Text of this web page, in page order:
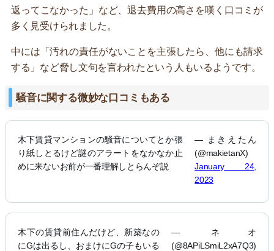
返ってこなかった」など、退去費用の高さを嘆く口コミが
多く見受けられました。
中には「汚れの責任がないことを主張したら、他にも請求
する」など脅し文句を言われたという人もいるようです。
騒音に関する微妙な口コミもある
木下賃貸マンションの騒音についてとか張
り紙しとるけど謎のアラートをなかなか止
めに来ないお前が一番理解しとらんぞ説
— まきえたん
(@makietanX)
January 24,
2023
木下の賃貸前住んだけど、新築なの
にGは出るし、おまけにGの子もいる
— ネオ
(@8APiLSmiL2xA7Q3)